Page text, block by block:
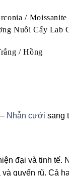
/
Nuôi Cấy Lab
/ Hồng
Nhẫn cưới sang
đại và tinh tế.
quyến rũ. Cả